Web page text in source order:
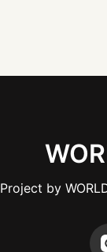
Project by